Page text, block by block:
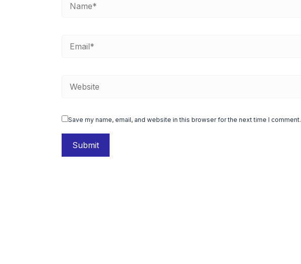
Save my name, email, and website in this browser for the next time I comment.